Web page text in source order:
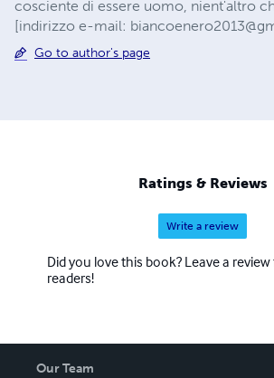
cosciente di essere uomo, nient'altro
[indirizzo e-mail:
Go to author's page
Ratings & Reviews
Write a review
Did you love this book? Leave a
readers!
Our Team